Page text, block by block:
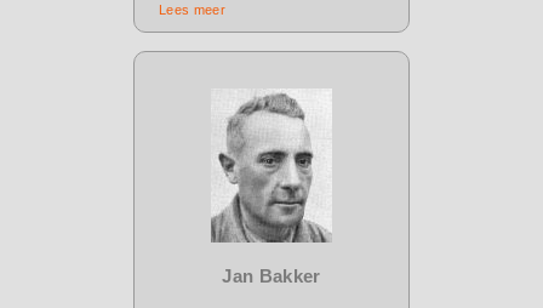
Lees meer
Jan Bakker